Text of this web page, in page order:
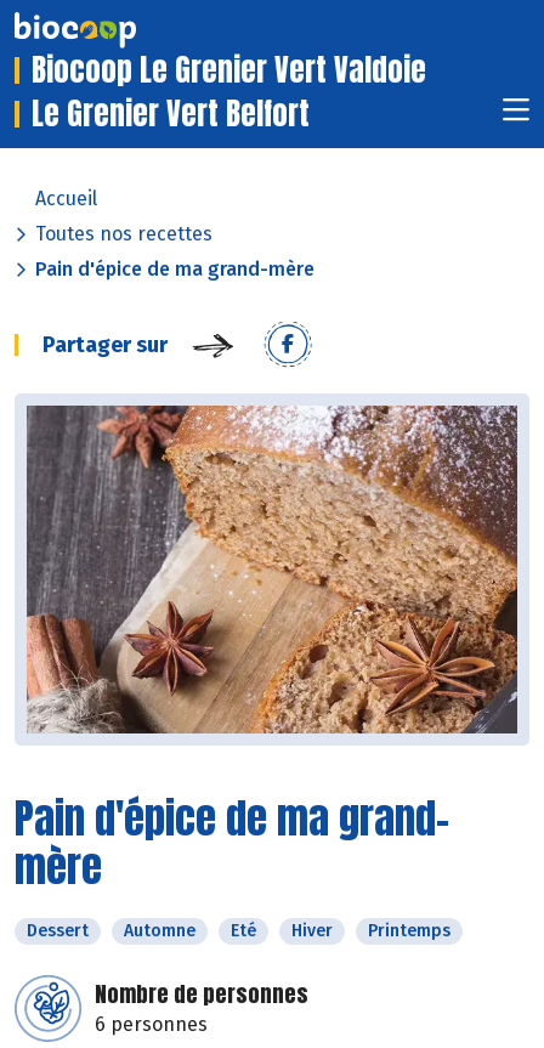
Biocoop Le Grenier Vert Valdoie
Le Grenier Vert Belfort
Accueil
Toutes nos recettes
Pain d'épice de ma grand-mère
Partager sur
Pain d'épice de ma grand-
mère
Dessert Automne Eté Hiver Printemps
Nombre de personnes
6 personnes